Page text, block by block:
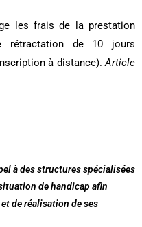
les frais de la prestation
rétractation de 10 jours
à distance).Article
à des structures spécialisées
de handicap afin
de réalisation de ses